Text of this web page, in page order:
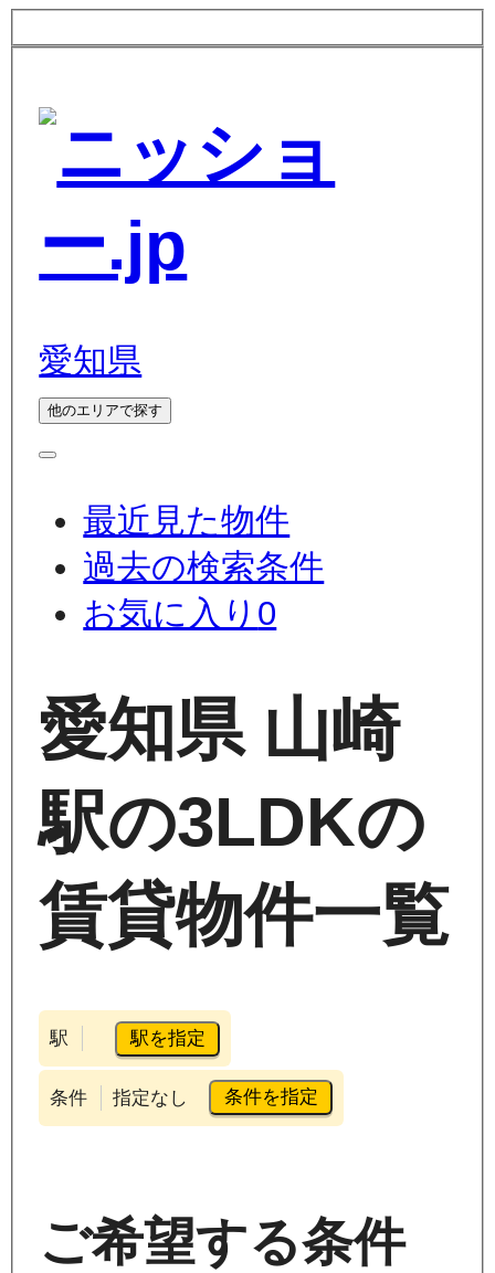
愛知県
他のエリアで探す
最近見た物件
過去の検索条件
お気に入り 0
愛知県 山崎
駅の3LDKの
賃貸物件一覧
駅 駅を指定
条件 指定なし 条件を指定
ご希望する条件